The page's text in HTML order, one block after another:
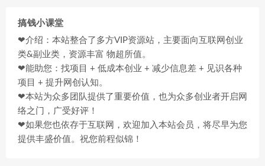
搞钱小课堂
❤介绍：本站整合了多方VIP资源站，主要面向互联网创业
类&副业类，资源丰富 物超所值。
❤能助您：找项目 + 低成本创业 + 减少信息差 + 见识各种
项目 + 提升网创认知。
❤本站为众多团队提供了重要价值，也为众多创业者开启网
络之门，广受好评！
❤如果您也依存于互联网，欢迎加入本站会员，将尽早为您
提供丰盛价值。祝您前程似锦！